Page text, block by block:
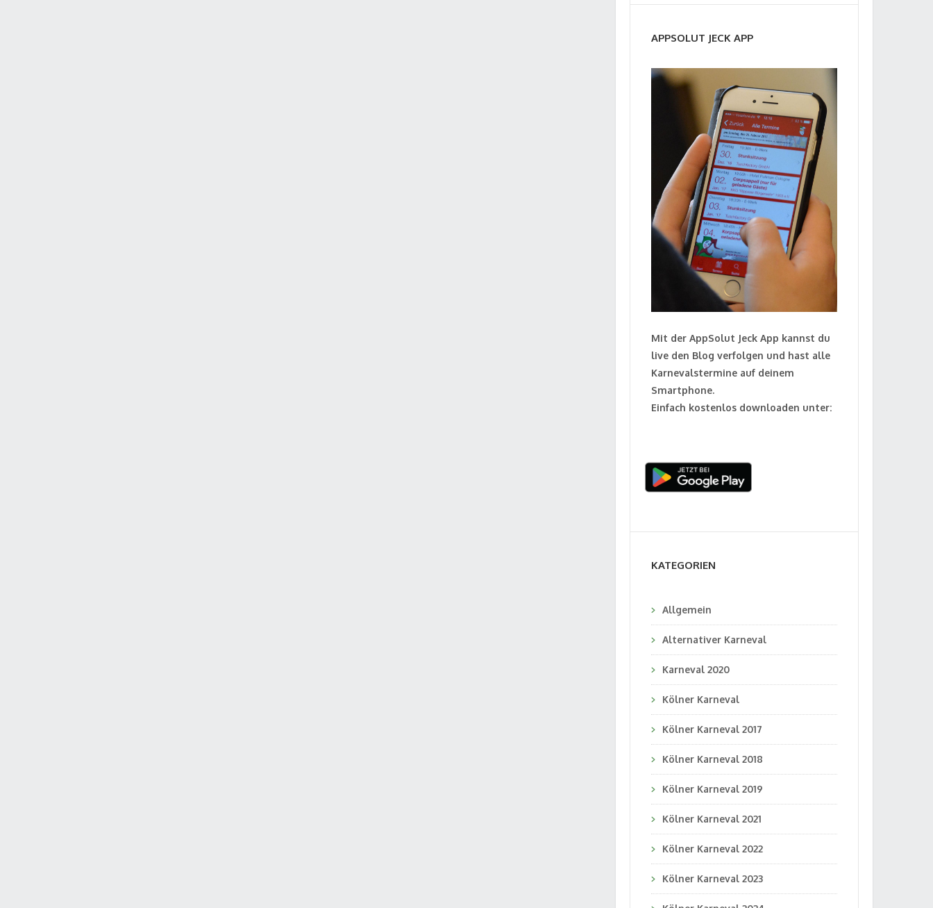
APPSOLUT JECK APP
Mit der AppSolut Jeck App kannst du
live den Blog verfolgen und hast alle
Karnevalstermine auf deinem
Smartphone.
Einfach kostenlos downloaden unter:
KATEGORIEN
Allgemein
Alternativer Karneval
Karneval 2020
Kölner Karneval
Kölner Karneval 2017
Kölner Karneval 2018
Kölner Karneval 2019
Kölner Karneval 2021
Kölner Karneval 2022
Kölner Karneval 2023